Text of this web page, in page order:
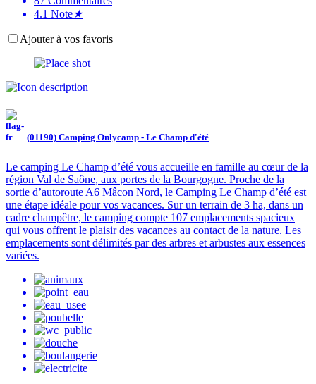
4.1 Note★
Ajouter à vos favoris
(01190) Camping Onlycamp - Le Champ d'été
Le camping Le Champ d’été vous accueille en famille au cœur de la
région Val de Saône, aux portes de la Bourgogne. Proche de la
sortie d’autoroute A6 Mâcon Nord, le Camping Le Champ d’été est
une étape idéale pour vos vacances. Sur un terrain de 3 ha, dans un
cadre champêtre, le camping compte 107 emplacements spacieux
qui vous offrent le plaisir des vacances au contact de la nature. Les
emplacements sont délimités par des arbres et arbustes aux essences
variées.